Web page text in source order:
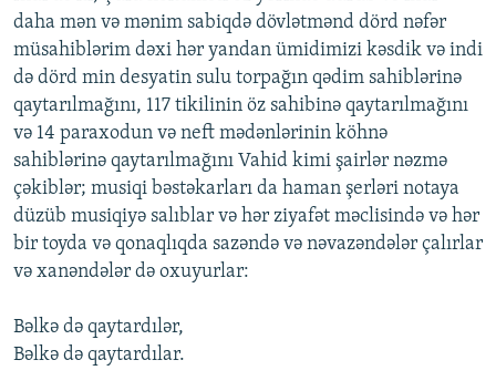
daha mәn vә mәnim sabiqdә dövlәtmәnd dörd nәfәr
müsahiblәrim dәxi hәr yandan ümidimizi kәsdik vә indi
dә dörd min desyatin sulu torpağın qәdim sahiblәrinә
qaytarılmağını, 117 tikilinin öz sahibinә qaytarılmağını
vә 14 paraxodun vә neft mәdәnlәrinin köhnә
sahiblәrinә qaytarılmağını Vahid kimi şairlәr nәzmә
çәkiblәr; musiqi bәstәkarları da haman şerlәri notaya
düzüb musiqiyә salıblar vә hәr ziyafәt mәclisindә vә hәr
bir toyda vә qonaqlıqda sazәndә vә nәvazәndәlәr çalırlar
vә xanәndәlәr dә oxuyurlar:
Bәlkә dә qaytardılәr,
Bәlkә dә qaytardılar.